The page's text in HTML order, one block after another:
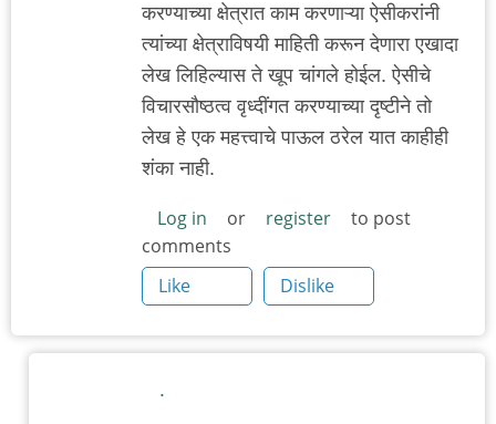
करण्याच्या क्षेत्रात काम करणाऱ्या ऐसीकरांनी
त्यांच्या क्षेत्राविषयी माहिती करून देणारा एखादा
लेख लिहिल्यास ते खूप चांगले होईल. ऐसीचे
विचारसौष्ठत्व वृध्दींगत करण्याच्या दृष्टीने तो
लेख हे एक महत्त्वाचे पाऊल ठरेल यात काहीही
शंका नाही.
Log in or register
to post
comments
Like
Dislike
.